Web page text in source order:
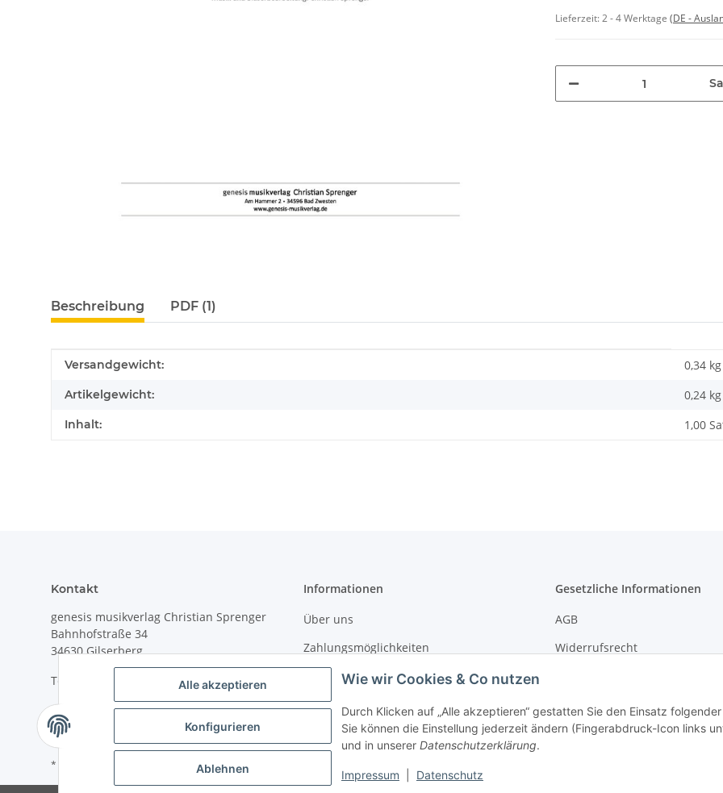
Alle akzeptieren
Konfigurieren
Ablehnen
Wie wir Cookies & Co nutzen
Durch Klicken auf „Alle akzeptieren“ gestatten Sie den Einsatz
Sie können die Einstellung jederzeit ändern (Fingerabdruck-Icon links
und in unserer Datenschutzerklärung.
Impressum Datenschutz
Lieferzeit:2 - 4 Werktage (DE -
Beschreibung PDF (1)
Produkteigenschaft
Wert
Versandgewicht: 0,34 kg
Artikelgewicht: 0,24 kg
Inhalt: 1,00
Kontakt
genesis musikverlag Christian Sprenger
Bahnhofstraße 34
34630 Gilserberg
Telefon: 0 66 96 911 85 26
E-Mail:
anne.weckesser@genesis-
musikverlag.de
Informationen
Über uns
Zahlungsmöglichkeiten
Versandinformationen
Christian Sprenger
Gesetzliche Informationen
AGB
Widerrufsrecht
Datenschutz
* Alle Preise inkl. gesetzlicher USt., zzgl.Versand